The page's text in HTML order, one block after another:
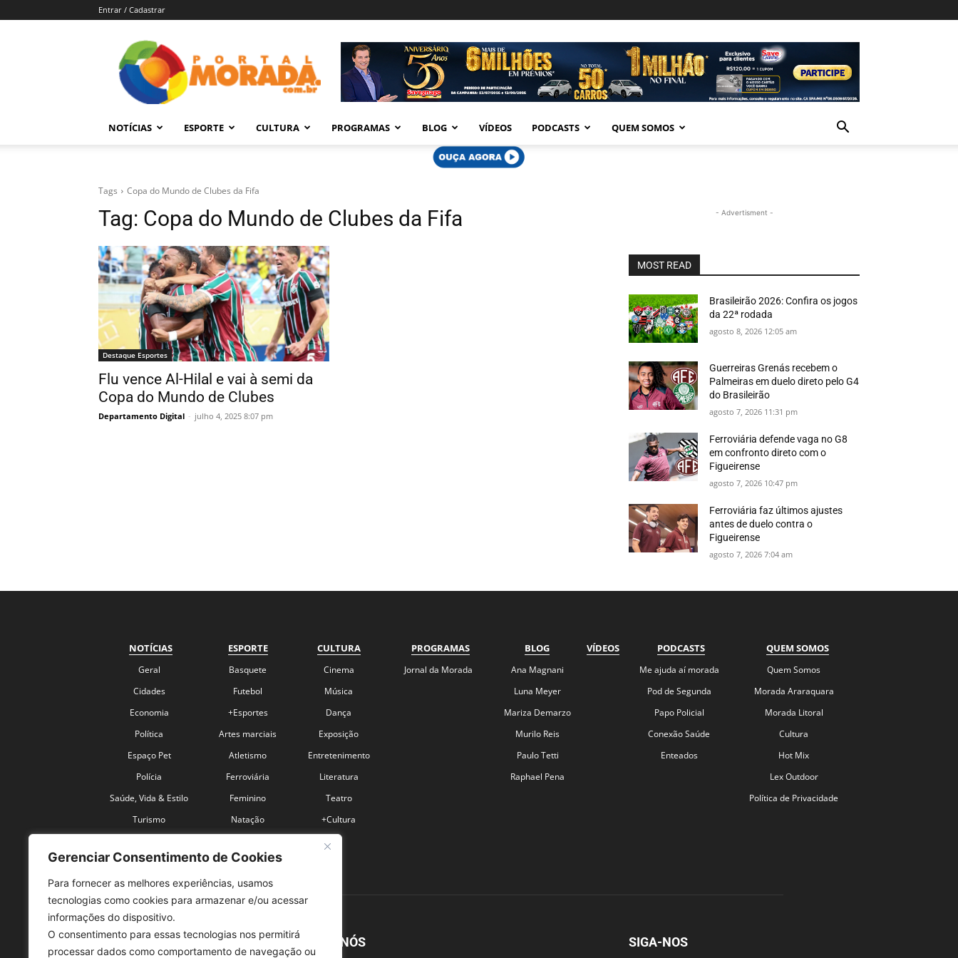
Gerenciar Consentimento de Cookies
Para fornecer as melhores experiências, usamos
tecnologias como cookies para armazenar e/ou acessar
informações do dispositivo.
O consentimento para essas tecnologias nos permitirá
processar dados como comportamento de navegação ou
Entrar / Cadastrar
Morada
–
Araraquara
NOTÍCIAS ESPORTE CULTURA PROGRAMAS BLOG VÍDEOS PODCASTS QUEM SOMOS
Tags Copa do Mundo de Clubes da Fifa
Tag: Copa do Mundo de Clubes da Fifa
Destaque Esportes
Flu vence Al-Hilal e vai à semi da
Copa do Mundo de Clubes
Departamento Digital - julho 4, 2025 8:07 pm
- Advertisment -
MOST READ
Brasileirão 2026: Confira os jogos
da 22ª rodada
agosto 8, 2026 12:05 am
Guerreiras Grenás recebem o
Palmeiras em duelo direto pelo G4
do Brasileirão
agosto 7, 2026 11:31 pm
Ferroviária defende vaga no G8
em confronto direto com o
Figueirense
agosto 7, 2026 10:47 pm
Ferroviária faz últimos ajustes
antes de duelo contra o
Figueirense
agosto 7, 2026 7:04 am
NOTÍCIAS
Geral
Cidades
Economia
Política
Espaço Pet
Polícia
Saúde, Vida & Estilo
Turismo
ESPORTE
Basquete
Futebol
+Esportes
Artes marciais
Atletismo
Ferroviária
Feminino
Natação
CULTURA
Cinema
Música
Dança
Exposição
Entretenimento
Literatura
Teatro
+Cultura
PROGRAMAS
Jornal da Morada
BLOG
Ana Magnani
Luna Meyer
Mariza Demarzo
Murilo Reis
Paulo Tetti
Raphael Pena
VÍDEOS PODCASTS
Me ajuda aí morada
Pod de Segunda
Papo Policial
Conexão Saúde
Enteados
QUEM SOMOS
Quem Somos
Morada Araraquara
Morada Litoral
Cultura
Hot Mix
Lex Outdoor
Política de Privacidade
SOBRE NÓS SIGA-NOS